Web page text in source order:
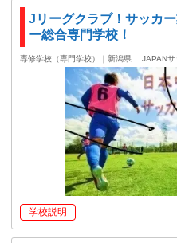
Jリーグクラブ！サッカ
ー総合専門学校！
専修学校（専門学校）｜新潟県 JAPAN
学校説明